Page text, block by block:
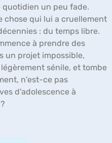
un peu fade.
chose qui lui a cruellement
: du temps libre.
à prendre des
un projet impossible,
sénile, et tombe
n'est-ce pas
d'adolescence à